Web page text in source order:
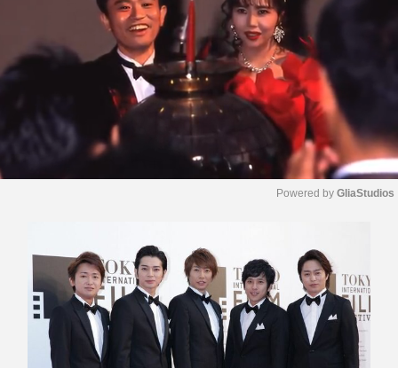
t
Powered by GliaStudios